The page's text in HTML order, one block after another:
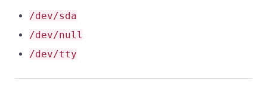
/dev/sda
/dev/null
/dev/tty